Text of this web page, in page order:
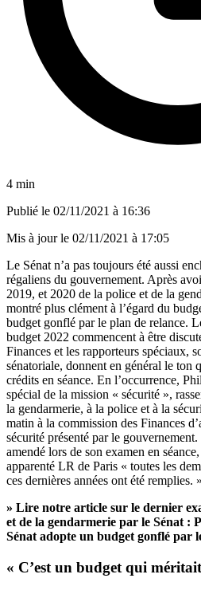
4 min
Publié le 02/11/2021 à 16:36
Mis à jour le 02/11/2021 à 17:05
Le Sénat n’a pas toujours été aussi
régaliens du gouvernement. Après
2019, et 2020 de la police et de la
montré plus clément à l’égard du
budget gonflé par le plan de relance.
budget 2022 commencent à être
Finances et les rapporteurs spéciaux,
sénatoriale, donnent en général le ton
crédits en séance. En l’occurrence,
spécial de la mission « sécurité »,
la gendarmerie, à la police et à la
matin à la commission des Finances
sécurité présenté par le
amendé lors de son examen en
apparenté LR de Paris « toutes les
ces dernières années ont été remplies. »
» Lire notre article sur le dernier
et de la gendarmerie par le Sénat :
Sénat adopte un budget gonflé par
« C’est un budget qui